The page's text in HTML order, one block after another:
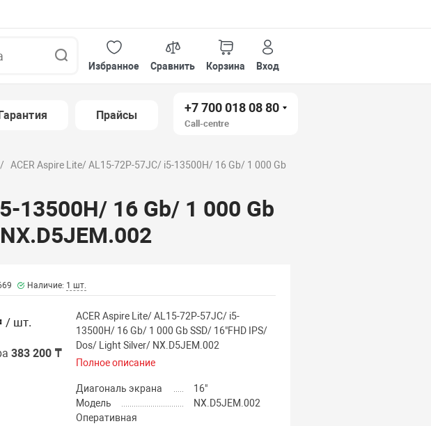
Избранное
Сравнить Корзина Вход
Прайсы
+7 700 018 08 80
Call-centre
ACER Aspire Lite/ AL15-72P-57JC/ i5-13500H/ 16 Gb/ 1 000 Gb
13500H/ 16 Gb/ 1 000 Gb
Наличие: 1 шт.
/ шт.
383 200 ₸
ACER Aspire Lite/ AL15-72P-57JC/ i5-
13500H/ 16 Gb/ 1 000 Gb SSD/ 16"FHD IPS/
Dos/ Light Silver/ NX.D5JEM.002
Полное описание
Диагональ экрана
16"
Модель
NX.D5JEM.002
Оперативная